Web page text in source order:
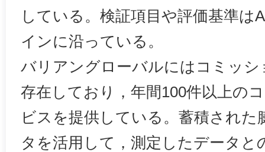
している。検証項目や評価基準は
インに沿っている。
バリアングローバルにはコミッ
存在しており，年間100件以上の
ビスを提供している。蓄積され
タを活用して，測定したデータと